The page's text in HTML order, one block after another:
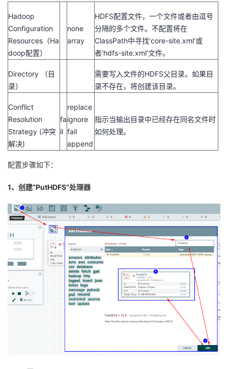
Hadoop
Configuration
Resources（Ha
doop配置）
none
array
HDFS配置文件，一个文件或者由逗号
分隔的多个文件。不配置将在
ClassPath中寻找‘core-site.xml’或
者‘hdfs-site.xml’文件。
Directory （目
录）
需要写入文件的HDFS父目录。如果目
录不存在，将创建该目录。
Conflict
Resolution
Strategy (冲突
解决)
fa
il
replace
ignore
fail
append
指示当输出目录中已经存在同名文件时
如何处理。
配置步骤如下：
1、创建“PutHDFS”处理器